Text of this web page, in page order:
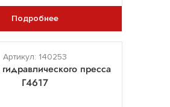
Подробнее
Артикул: 140253
пресса
Г4617